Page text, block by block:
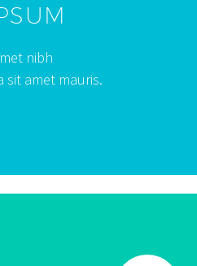
nibh
amet mauris.